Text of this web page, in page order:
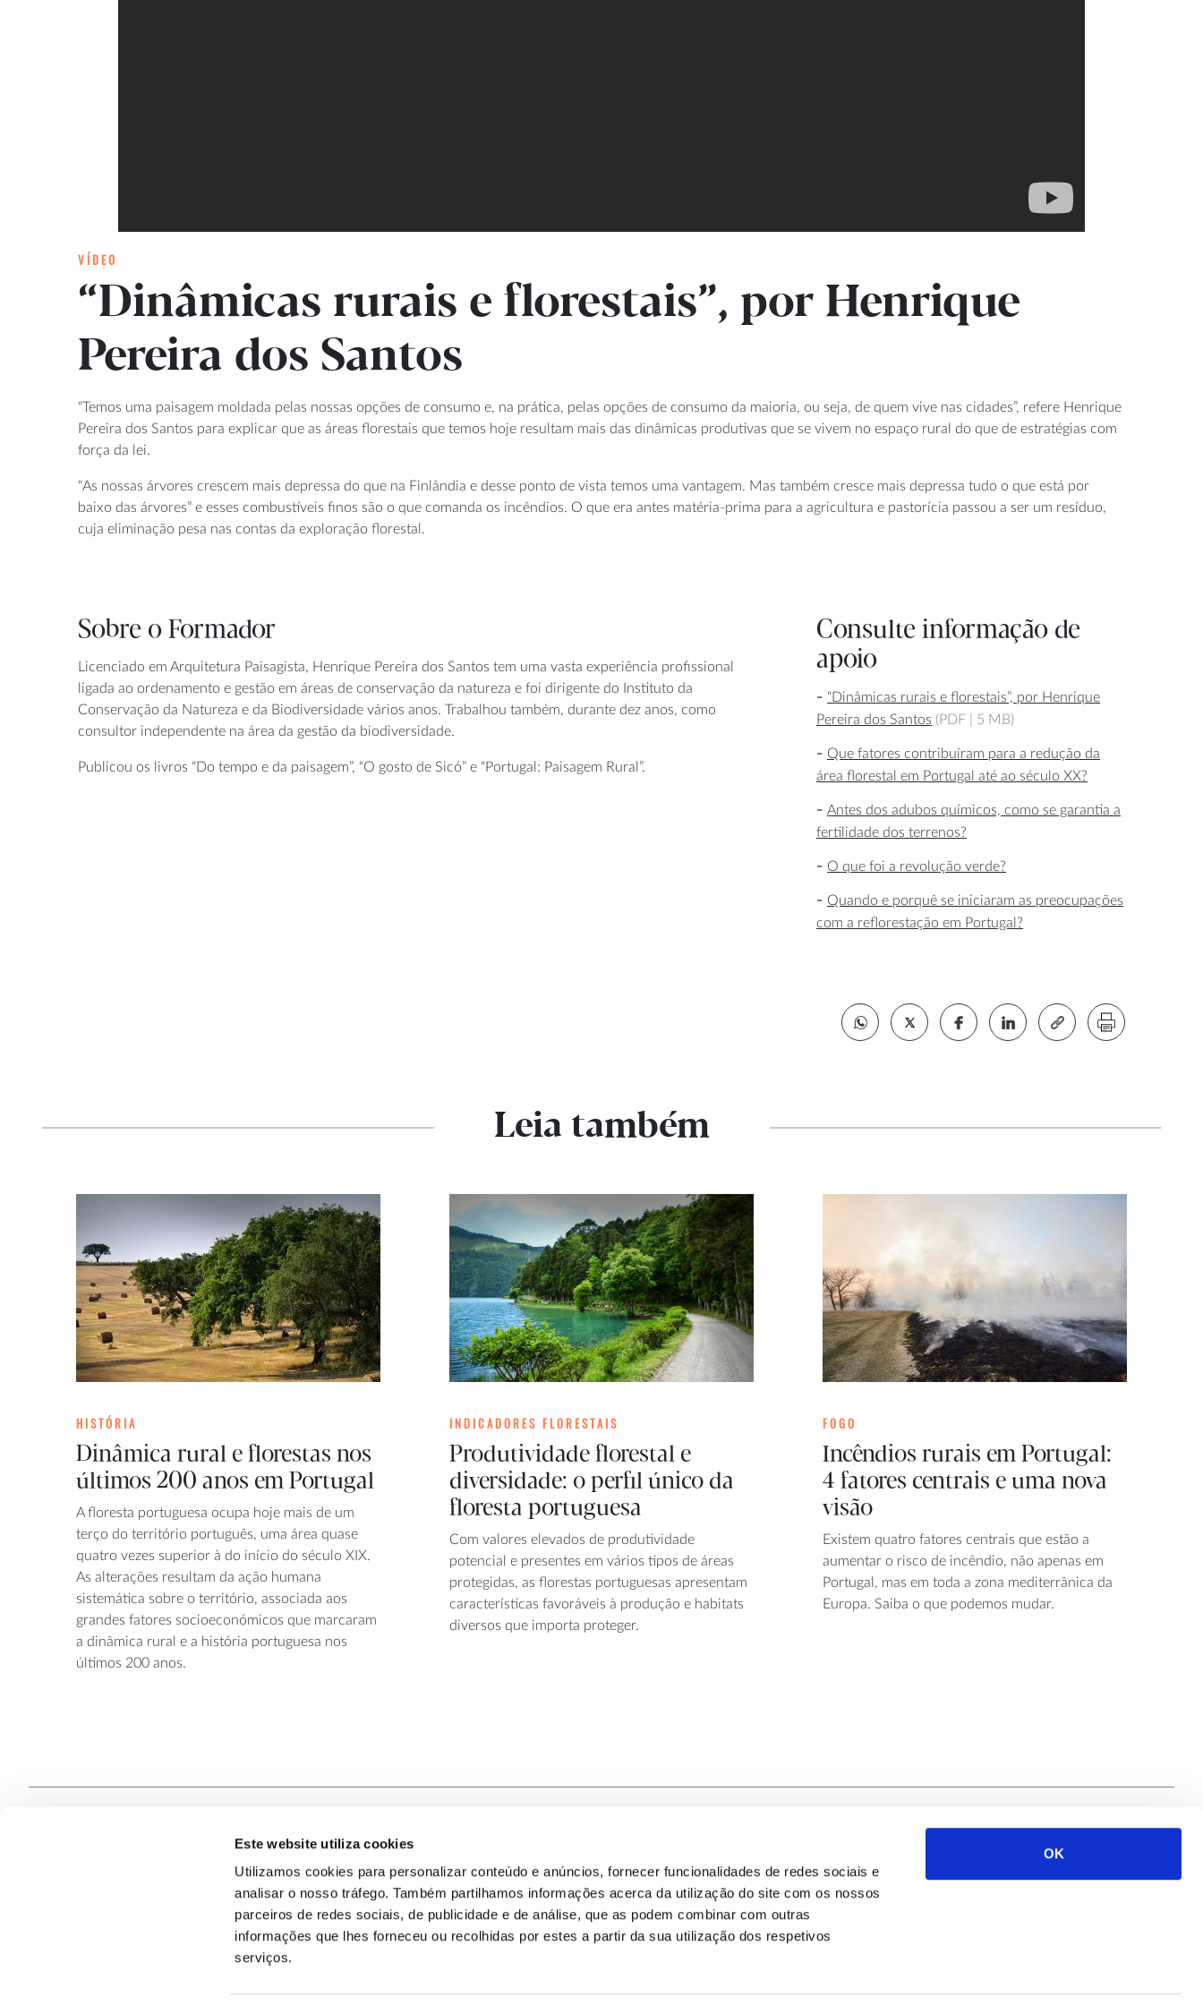
Este website utiliza cookies
Utilizamos cookies para personalizar conteúdo e anúncios, fornecer funcionalidades de redes sociais e
analisar o nosso tráfego. Também partilhamos informações acerca da utilização do site com os nossos
parceiros de redes sociais, de publicidade e de análise, que as podem combinar com outras
informações que lhes forneceu ou recolhidas por estes a partir da sua utilização dos respetivos
serviços.
OK
VÍDEO
“Dinâmicas rurais e florestais”, por Henrique
Pereira dos Santos
“Temos uma paisagem moldada pelas nossas opções de consumo e, na prática, pelas opções de consumo da maioria, ou seja, de quem vive nas cidades”, refere Henrique
Pereira dos Santos para explicar que as áreas florestais que temos hoje resultam mais das dinâmicas produtivas que se vivem no espaço rural do que de estratégias com
força da lei.
“As nossas árvores crescem mais depressa do que na Finlândia e desse ponto de vista temos uma vantagem. Mas também cresce mais depressa tudo o que está por
baixo das árvores” e esses combustíveis finos são o que comanda os incêndios. O que era antes matéria-prima para a agricultura e pastorícia passou a ser um resíduo,
cuja eliminação pesa nas contas da exploração florestal.
Sobre o Formador
Licenciado em Arquitetura Paisagista, Henrique Pereira dos Santos tem uma vasta experiência profissional
ligada ao ordenamento e gestão em áreas de conservação da natureza e foi dirigente do Instituto da
Conservação da Natureza e da Biodiversidade vários anos. Trabalhou também, durante dez anos, como
consultor independente na área da gestão da biodiversidade.
Publicou os livros “Do tempo e da paisagem”, “O gosto de Sicó” e “Portugal: Paisagem Rural”.
Consulte informação de
apoio
“Dinâmicas rurais e florestais”, por Henrique
Pereira dos Santos (PDF | 5 MB)
Que fatores contribuíram para a redução da
área florestal em Portugal até ao século XX?
Antes dos adubos químicos, como se garantia a
fertilidade dos terrenos?
O que foi a revolução verde?
Quando e porquê se iniciaram as preocupações
com a reflorestação em Portugal?
Leia também
HISTÓRIA
Dinâmica rural e florestas nos
últimos 200 anos em Portugal
A floresta portuguesa ocupa hoje mais de um
terço do território português, uma área quase
quatro vezes superior à do início do século XIX.
As alterações resultam da ação humana
sistemática sobre o território, associada aos
grandes fatores socioeconómicos que marcaram
a dinâmica rural e a história portuguesa nos
últimos 200 anos.
INDICADORES FLORESTAIS
Produtividade florestal e
diversidade: o perfil único da
floresta portuguesa
Com valores elevados de produtividade
potencial e presentes em vários tipos de áreas
protegidas, as florestas portuguesas apresentam
características favoráveis à produção e habitats
diversos que importa proteger.
FOGO
Incêndios rurais em Portugal:
4 fatores centrais e uma nova
visão
Existem quatro fatores centrais que estão a
aumentar o risco de incêndio, não apenas em
Portugal, mas em toda a zona mediterrânica da
Europa. Saiba o que podemos mudar.
Contacte-nos
Quem Somos
Política de Privacidade
Política de Cookies